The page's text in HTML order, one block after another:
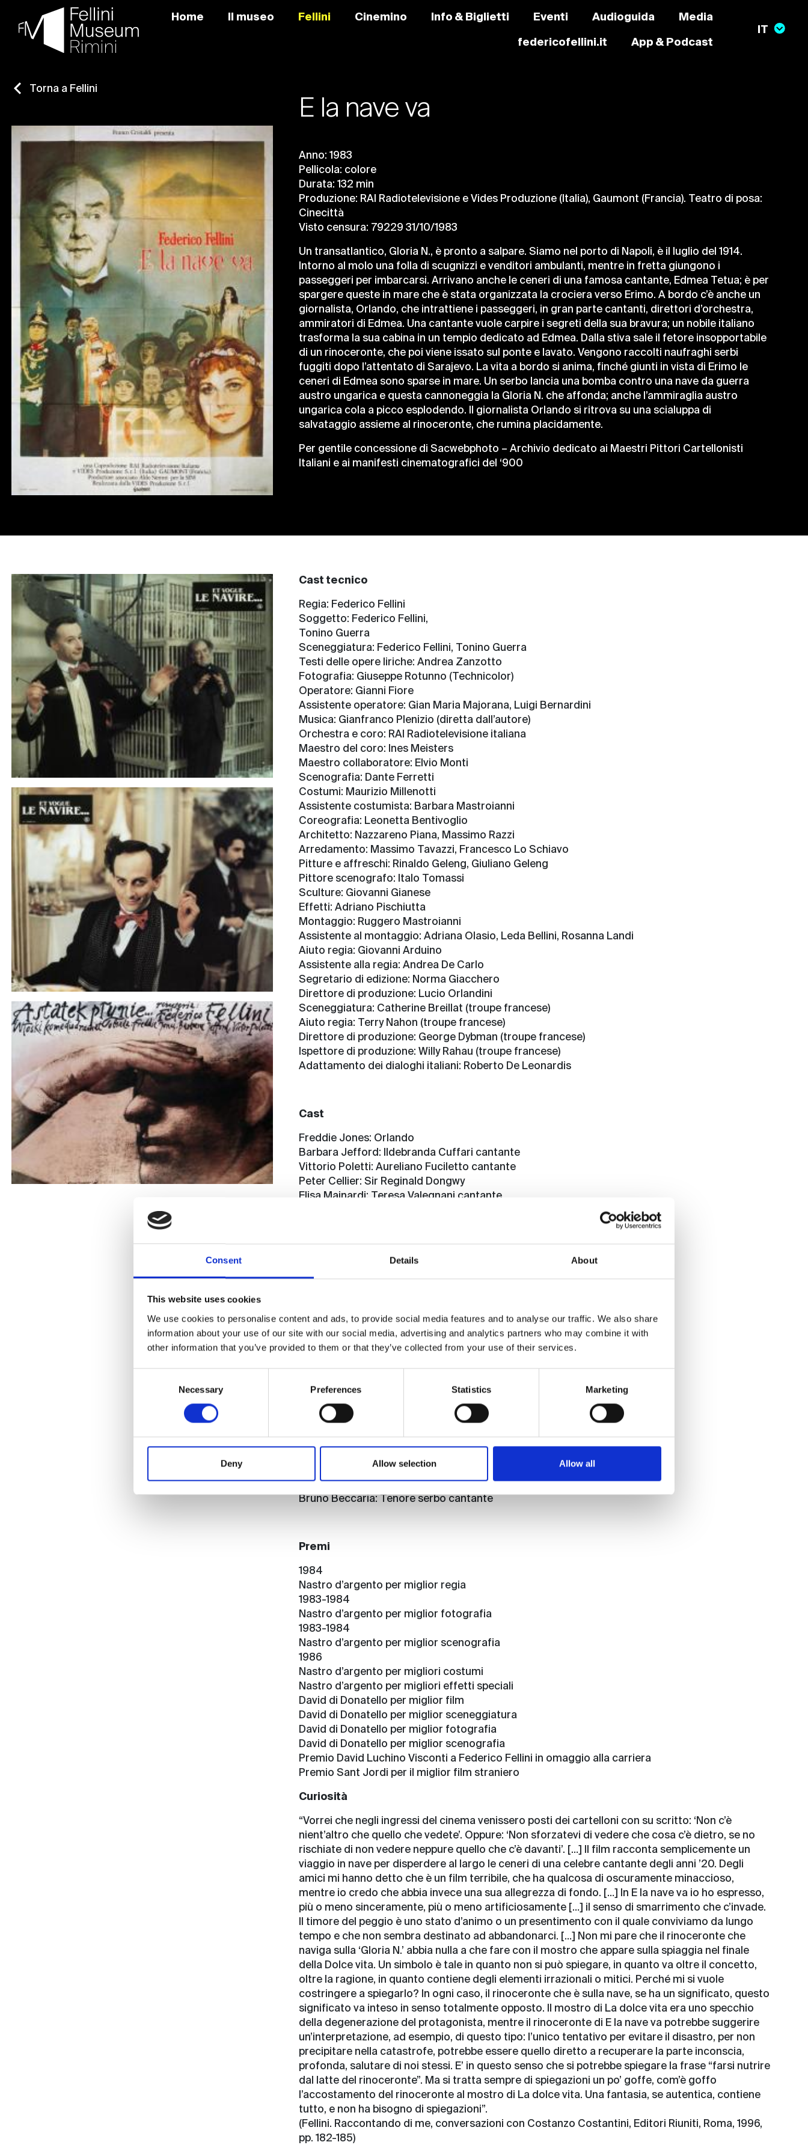
Consent Details About
This website uses cookies
We use cookies to personalise content and ads, to provide social media features and to analyse our traffic. We also share
information about your use of our site with our social media, advertising and analytics partners who may combine it with
other information that you’ve provided to them or that they’ve collected from your use of their services.
Necessary Preferences Statistics Marketing
Deny Allow selection Allow all
Home Il museo Fellini Cinemino Info & Biglietti Eventi Audioguida Media
federicofellini.it App & Podcast
Torna a Fellini
E la nave va
Anno: 1983
Pellicola: colore
Durata: 132 min
Produzione: RAI Radiotelevisione e Vides Produzione (Italia), Gaumont (Francia). Teatro di posa:
Cinecittà
Visto censura: 79229 31/10/1983
Un transatlantico, Gloria N., è pronto a salpare. Siamo nel porto di Napoli, è il luglio del 1914.
Intorno al molo una folla di scugnizzi e venditori ambulanti, mentre in fretta giungono i
passeggeri per imbarcarsi. Arrivano anche le ceneri di una famosa cantante, Edmea Tetua; è per
spargere queste in mare che è stata organizzata la crociera verso Erimo. A bordo c’è anche un
giornalista, Orlando, che intrattiene i passeggeri, in gran parte cantanti, direttori d’orchestra,
ammiratori di Edmea. Una cantante vuole carpire i segreti della sua bravura; un nobile italiano
trasforma la sua cabina in un tempio dedicato ad Edmea. Dalla stiva sale il fetore insopportabile
di un rinoceronte, che poi viene issato sul ponte e lavato. Vengono raccolti naufraghi serbi
fuggiti dopo l’attentato di Sarajevo. La vita a bordo si anima, finché giunti in vista di Erimo le
ceneri di Edmea sono sparse in mare. Un serbo lancia una bomba contro una nave da guerra
austro ungarica e questa cannoneggia la Gloria N. che affonda; anche l’ammiraglia austro
ungarica cola a picco esplodendo. Il giornalista Orlando si ritrova su una scialuppa di
salvataggio assieme al rinoceronte, che rumina placidamente.
Per gentile concessione diSacwebphoto – Archivio dedicato ai Maestri Pittori Cartellonisti
Italiani e ai manifesti cinematografici del ‘900
Cast tecnico
Regia: Federico Fellini
Soggetto: Federico Fellini,
Tonino Guerra
Sceneggiatura: Federico Fellini, Tonino Guerra
Testi delle opere liriche: Andrea Zanzotto
Fotografia: Giuseppe Rotunno (Technicolor)
Operatore: Gianni Fiore
Assistente operatore: Gian Maria Majorana, Luigi Bernardini
Musica: Gianfranco Plenizio (diretta dall’autore)
Orchestra e coro: RAI Radiotelevisione italiana
Maestro del coro: Ines Meisters
Maestro collaboratore: Elvio Monti
Scenografia: Dante Ferretti
Costumi: Maurizio Millenotti
Assistente costumista: Barbara Mastroianni
Coreografia: Leonetta Bentivoglio
Architetto: Nazzareno Piana, Massimo Razzi
Arredamento: Massimo Tavazzi, Francesco Lo Schiavo
Pitture e affreschi: Rinaldo Geleng, Giuliano Geleng
Pittore scenografo: Italo Tomassi
Sculture: Giovanni Gianese
Effetti: Adriano Pischiutta
Montaggio: Ruggero Mastroianni
Assistente al montaggio: Adriana Olasio, Leda Bellini, Rosanna Landi
Aiuto regia: GiovanniArduino
Assistente alla regia: Andrea De Carlo
Segretario di edizione: Norma Giacchero
Direttore di produzione: Lucio Orlandini
Sceneggiatura: Catherine Breillat (troupe francese)
Aiuto regia:
Terry Nahon (troupe francese)
Direttore di produzione: George Dybman (troupe francese)
Ispettore di produzione: Willy Rahau (troupe francese)
Adattamento dei dialoghi italiani: Roberto De Leonardis
Cast
Freddie Jones: Orlando
Barbara Jefford : Ildebranda Cuffari cantante
Vittorio Poletti: Aureliano Fuciletto cantante
Peter Cellier: Sir Reginald Dongwy
Elisa Mainardi: Teresa Valegnani cantante
Philip Loche
: Primo ministro
: Ricotin
: Ziloev cantante
Fred Williams: Sebastiano Lepori cantante
Elizabeth Kaza
Elizabet Norberg Schulxz
: Ines Ruffo Saltini cantante
: Ziloev cantante
Bernadette Lucarfini: Secondo soprano serbo cantante
Bruno Beccaria: Tenore serbo cantante
Premi
1984
Nastro d’argento per miglior regia
1983-1984
Nastro d’argento per miglior fotografia
1983-1984
Nastro d’argento per miglior scenografia
1986
Nastro d’argento per migliori costumi
Nastro d’argento per migliori effetti speciali
David di Donatello per miglior film
David di Donatello per miglior sceneggiatura
David di Donatello per miglior fotografia
David di Donatello per miglior scenografia
Premio David Luchino Visconti a Federico Fellini in omaggio alla carriera
Premio Sant Jordi per il miglior film straniero
Curiosità
“Vorrei che negli ingressi del cinema venissero posti dei cartelloni con su scritto: ‘Non c’è
nient’altro che quello che vedete’. Oppure: ‘Non sforzatevi di vedere che cosa c’è dietro, se no
rischiate di non vedere neppure quello che c’è davanti’. […] Il film racconta semplicemente un
viaggio in nave per disperdere al largo le ceneri di una celebre cantante degli anni ’20. Degli
amici mi hanno detto che è un film terribile, che ha qualcosa di oscuramente minaccioso,
mentre io credo che abbia invece una sua allegrezza di fondo. […] In E la nave va io ho espresso,
più o meno sinceramente, più o meno artificiosamente […] il senso di smarrimento che c’invade.
Il timore del peggio è uno stato d’animo o un presentimento con il quale conviviamo da lungo
tempo e che non sembra destinato ad abbandonarci. […] Non mi pare che il rinoceronte che
naviga sulla ‘Gloria N.’ abbia nulla a che fare con il mostro che appare sulla spiaggia nel finale
della Dolce vita. Un simbolo è tale in quanto non si può spiegare, in quanto va oltre il concetto,
oltre la ragione, in quanto contiene degli elementi irrazionali o mitici. Perché mi si vuole
costringere a spiegarlo? In ogni caso, il rinoceronte che è sulla nave, se ha un significato, questo
significato va inteso in senso totalmente opposto. Il mostro di La dolce vita era uno specchio
della degenerazione del protagonista, mentre il rinoceronte di E la nave va potrebbe suggerire
un’interpretazione, ad esempio, di questo tipo: l’unico tentativo per evitare il disastro, per non
precipitare nella catastrofe, potrebbe essere quello diretto a recuperare la parte inconscia,
profonda, salutare di noi stessi. E’ in questo senso che si potrebbe spiegare la frase “farsi nutrire
dal latte del rinoceronte”. Ma si tratta sempre di spiegazioni un po’ goffe, com’è goffo
l’accostamento del rinoceronte al mostro di La dolce vita. Una fantasia, se autentica, contiene
tutto, e non ha bisogno di spiegazioni”.
(Fellini. Raccontando di me, conversazioni con Costanzo Costantini, Editori Riuniti, Roma, 1996,
pp. 182-185)